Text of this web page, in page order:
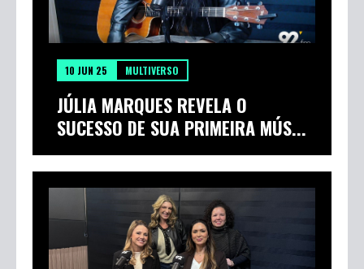
10 JUN 25 MULTIVERSO
JÚLIA MARQUES REVELA O
SUCESSO DE SUA PRIMEIRA MÚS...